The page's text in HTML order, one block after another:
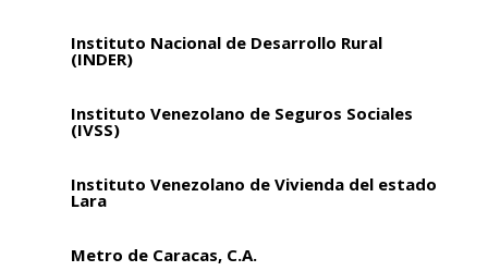
Instituto Nacional de Desarrollo Rural
(INDER)
Instituto Venezolano de Seguros Sociales
(IVSS)
Instituto Venezolano de Vivienda del estado
Lara
Metro de Caracas, C.A.